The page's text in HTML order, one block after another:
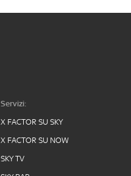
Servizi:
X FACTOR SU SKY
X FACTOR SU NOW
SKY TV